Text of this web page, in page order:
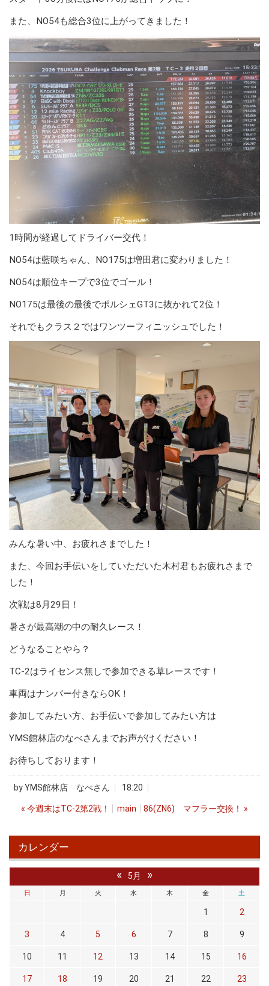
また、NO54も総合3位に上がってきました！
1時間が経過してドライバー交代！
NO54は藍咲ちゃん、NO175は増田君に変わりました！
NO54は順位キープで3位でゴール！
NO175は最後の最後でポルシェGT3に抜かれて2位！
それでもクラス２ではワンツーフィニッシュでした！
みんな暑い中、お疲れさまでした！
また、今回お手伝いをしていただいた木村君もお疲れさまで
した！
次戦は8月29日！
暑さが最高潮の中の耐久レース！
どうなることやら？
TC-2はライセンス無しで参加できる草レースです！
車両はナンバー付きならOK！
参加してみたい方、お手伝いで参加してみたい方は
YMS館林店のなべさんまでお声がけください！
お待ちしております！
byYMS館林店 なべさん 18:20
« 今週末はTC-2第2戦！ main 86(ZN6) マフラー交換！ »
カレンダー
« 5月 »
日 月 火 水 木 金 土
1 2
3 4 5 6 7 8 9
10 11 12 13 14 15 16
17 18 19 20 21 22 23